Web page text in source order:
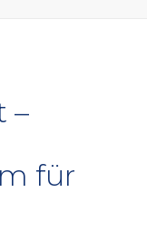
–
für